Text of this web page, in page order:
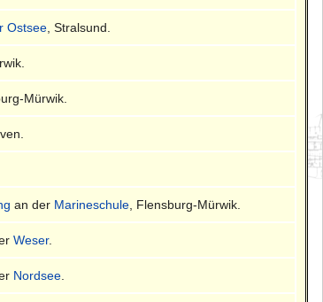
Ostsee , Stralsund.
Mürwik.
an der Marineschule , Flensburg-Mürwik.
Weser.
Nordsee